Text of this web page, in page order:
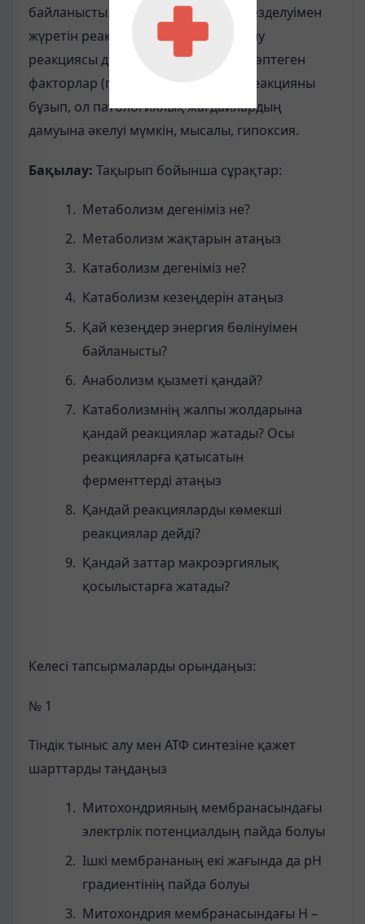
байланысты. Судың және АТФ синтезделуімен
жүретін реакция тотыға фосфорлану
реакциясы деп аталады. Ағзадағы көптеген
факторлар (гормондар, улар) бұл реакцияны
бұзып, ол патологиялық жағдайлардың
дамуына әкелуі мүмкін, мысалы, гипоксия.
Бақылау: Тақырып бойынша сұрақтар:
Метаболизм дегеніміз не?
Метаболизм жақтарын атаңыз
Катаболизм дегеніміз не?
Катаболизм кезеңдерін атаңыз
Қай кезеңдер энергия бөлінуімен
байланысты?
Анаболизм қызметі қандай?
Катаболизмнің жалпы жолдарына
қандай реакциялар жатады? Осы
реакцияларға қатысатын
ферменттерді атаңыз
Қандай реакцияларды көмекші
реакциялар дейді?
Қандай заттар макроэргиялық
қосылыстарға жатады?
Келесі тапсырмаларды орындаңыз:
№ 1
Тіндік тыныс алу мен АТФ синтезіне қажет
шарттарды таңдаңыз
Митохондрияның мембранасындағы
электрлік потенциалдың пайда болуы
Ішкі мембрананың екі жағында да рН
градиентінің пайда болуы
Митохондрия мембранасындағы Н –